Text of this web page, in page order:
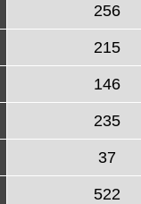
256
215
146
235
37
522